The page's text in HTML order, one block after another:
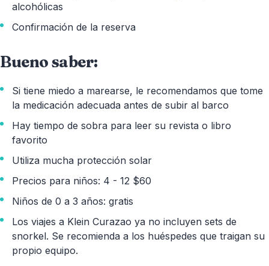
alcohólicas
Confirmación de la reserva
Bueno saber:
Si tiene miedo a marearse, le recomendamos que tome
la medicación adecuada antes de subir al barco
Hay tiempo de sobra para leer su revista o libro
favorito
Utiliza mucha protección solar
Precios para niños: 4 - 12 $60
Niños de 0 a 3 años: gratis
Los viajes a Klein Curazao ya no incluyen sets de
snorkel. Se recomienda a los huéspedes que traigan su
propio equipo.